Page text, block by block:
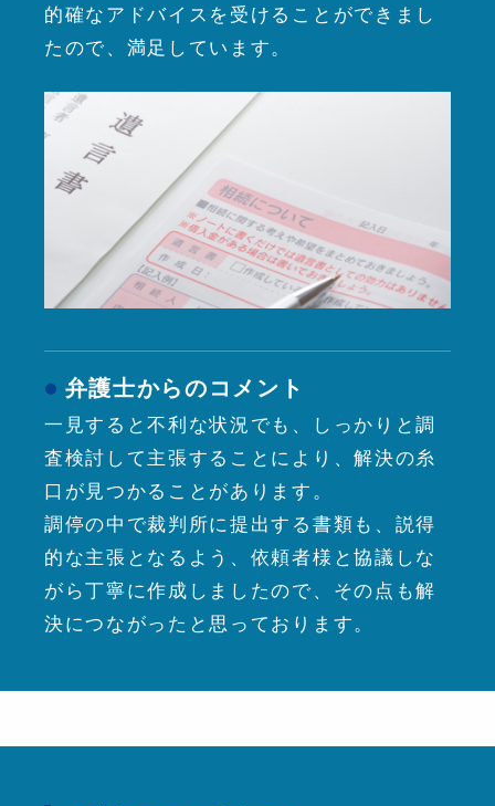
的確なアドバイスを受けることができまし
たので、満足しています。
弁護士からのコメント
一見すると不利な状況でも、しっかりと調
査検討して主張することにより、解決の糸
口が見つかることがあります。
調停の中で裁判所に提出する書類も、説得
的な主張となるよう、依頼者様と協議しな
がら丁寧に作成しましたので、その点も解
決につながったと思っております。